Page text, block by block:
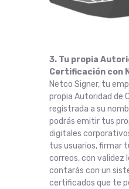
3. Tu propia
Certificación con
Netco Signer, tu
propia Autoridad de
registrada a su
podrás emitir tus
digitales
tus usuarios, firmar
correos, con validez
contarás con un
certificados que te